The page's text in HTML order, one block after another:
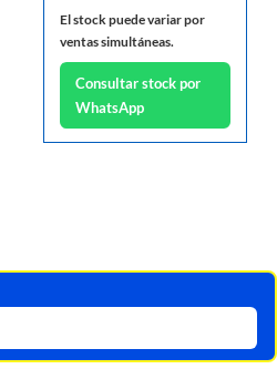
El stock puede variar por
ventas simultáneas.
Consultar stock por
WhatsApp